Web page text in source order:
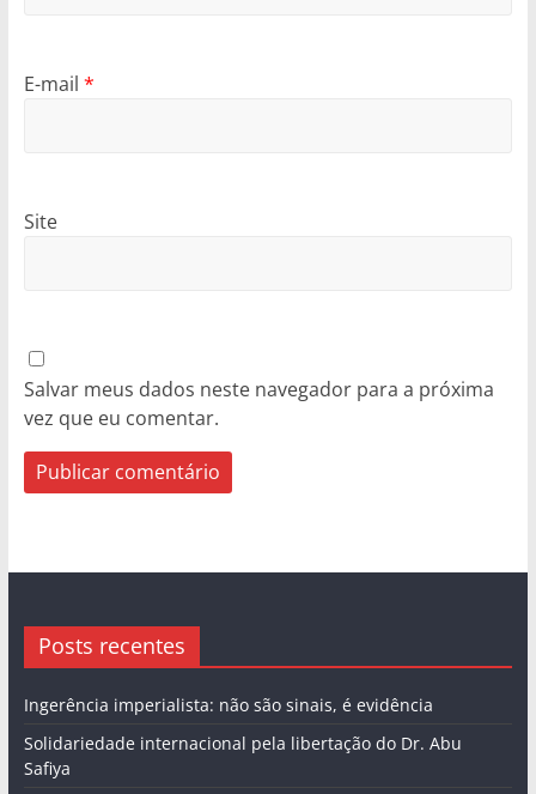
E-mail *
Site
Salvar meus dados neste navegador para a próxima
vez que eu comentar.
Posts recentes
Ingerência imperialista: não são sinais, é evidência
Solidariedade internacional pela libertação do Dr. Abu
Safiya